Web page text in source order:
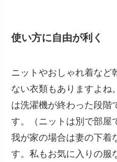
使い方に自由が利く
ニットやおしゃれ着など
ない衣類もありますよね
は洗濯機が終わった段階
す。（ニットは別で部屋
我が家の場合は妻の下着
す。私もお気に入りの服